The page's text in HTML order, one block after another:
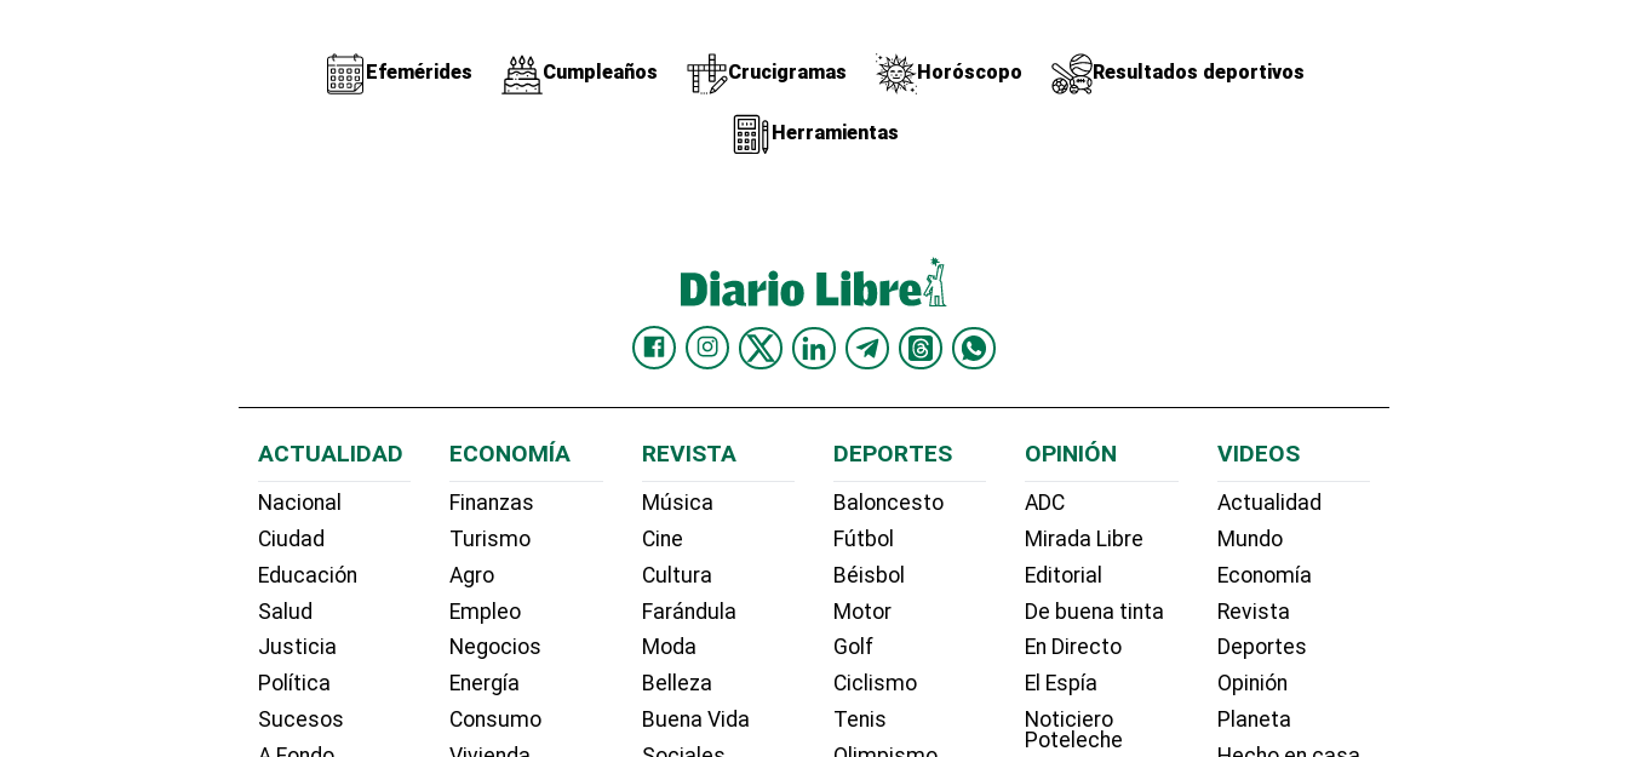
Efemérides Cumpleaños Crucigramas Horóscopo Resultados deportivos
Herramientas
ACTUALIDAD
Nacional
Ciudad
Educación
Salud
Justicia
Política
Sucesos
ECONOMÍA
Finanzas
Turismo
Agro
Empleo
Negocios
Energía
Consumo
REVISTA
Música
Cine
Cultura
Farándula
Moda
Belleza
Buena Vida
DEPORTES
Baloncesto
Fútbol
Béisbol
Motor
Golf
Ciclismo
Tenis
OPINIÓN
ADC
Mirada Libre
Editorial
De buena tinta
En Directo
El Espía
Noticiero
Poteleche
VIDEOS
Actualidad
Mundo
Economía
Revista
Deportes
Opinión
Planeta